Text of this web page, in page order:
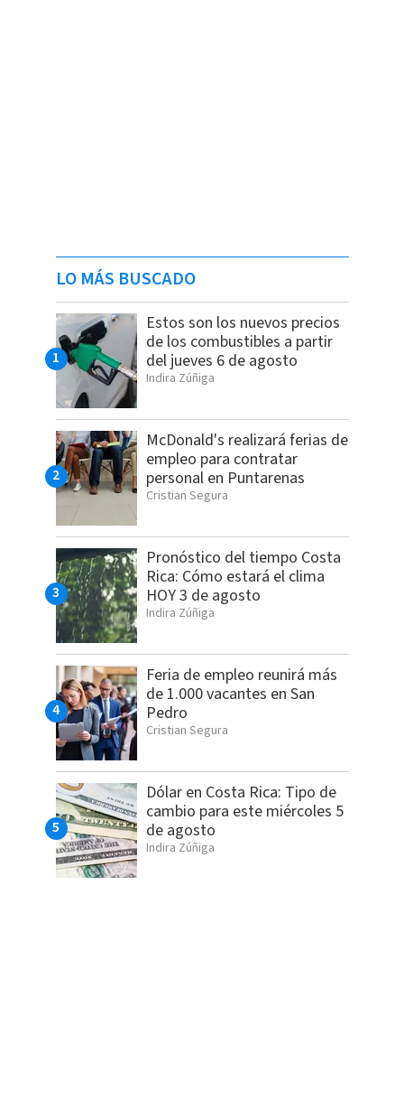
LO MÁS BUSCADO
Estos son los nuevos precios
de los combustibles a partir
del jueves 6 de agosto
Indira Zúñiga
McDonald's realizará ferias de
empleo para contratar
personal en Puntarenas
Cristian Segura
Pronóstico del tiempo Costa
Rica: Cómo estará el clima
HOY 3 de agosto
Indira Zúñiga
Feria de empleo reunirá más
de 1.000 vacantes en San
Pedro
Cristian Segura
Dólar en Costa Rica: Tipo de
cambio para este miércoles 5
de agosto
Indira Zúñiga